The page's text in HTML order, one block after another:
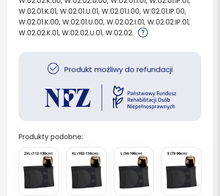
W.02.01.K.01, W.02.01.U.01, W.02.01.I.00, W.02.01.IP.00,
W.02.01.K.00, W.02.01.U.00, W.02.02.I.01, W.02.02.IP.01,
W.02.02.K.01, W.02.02.U.01, W.02.02.
Produkt możliwy do refundacji
Produkty podobne: